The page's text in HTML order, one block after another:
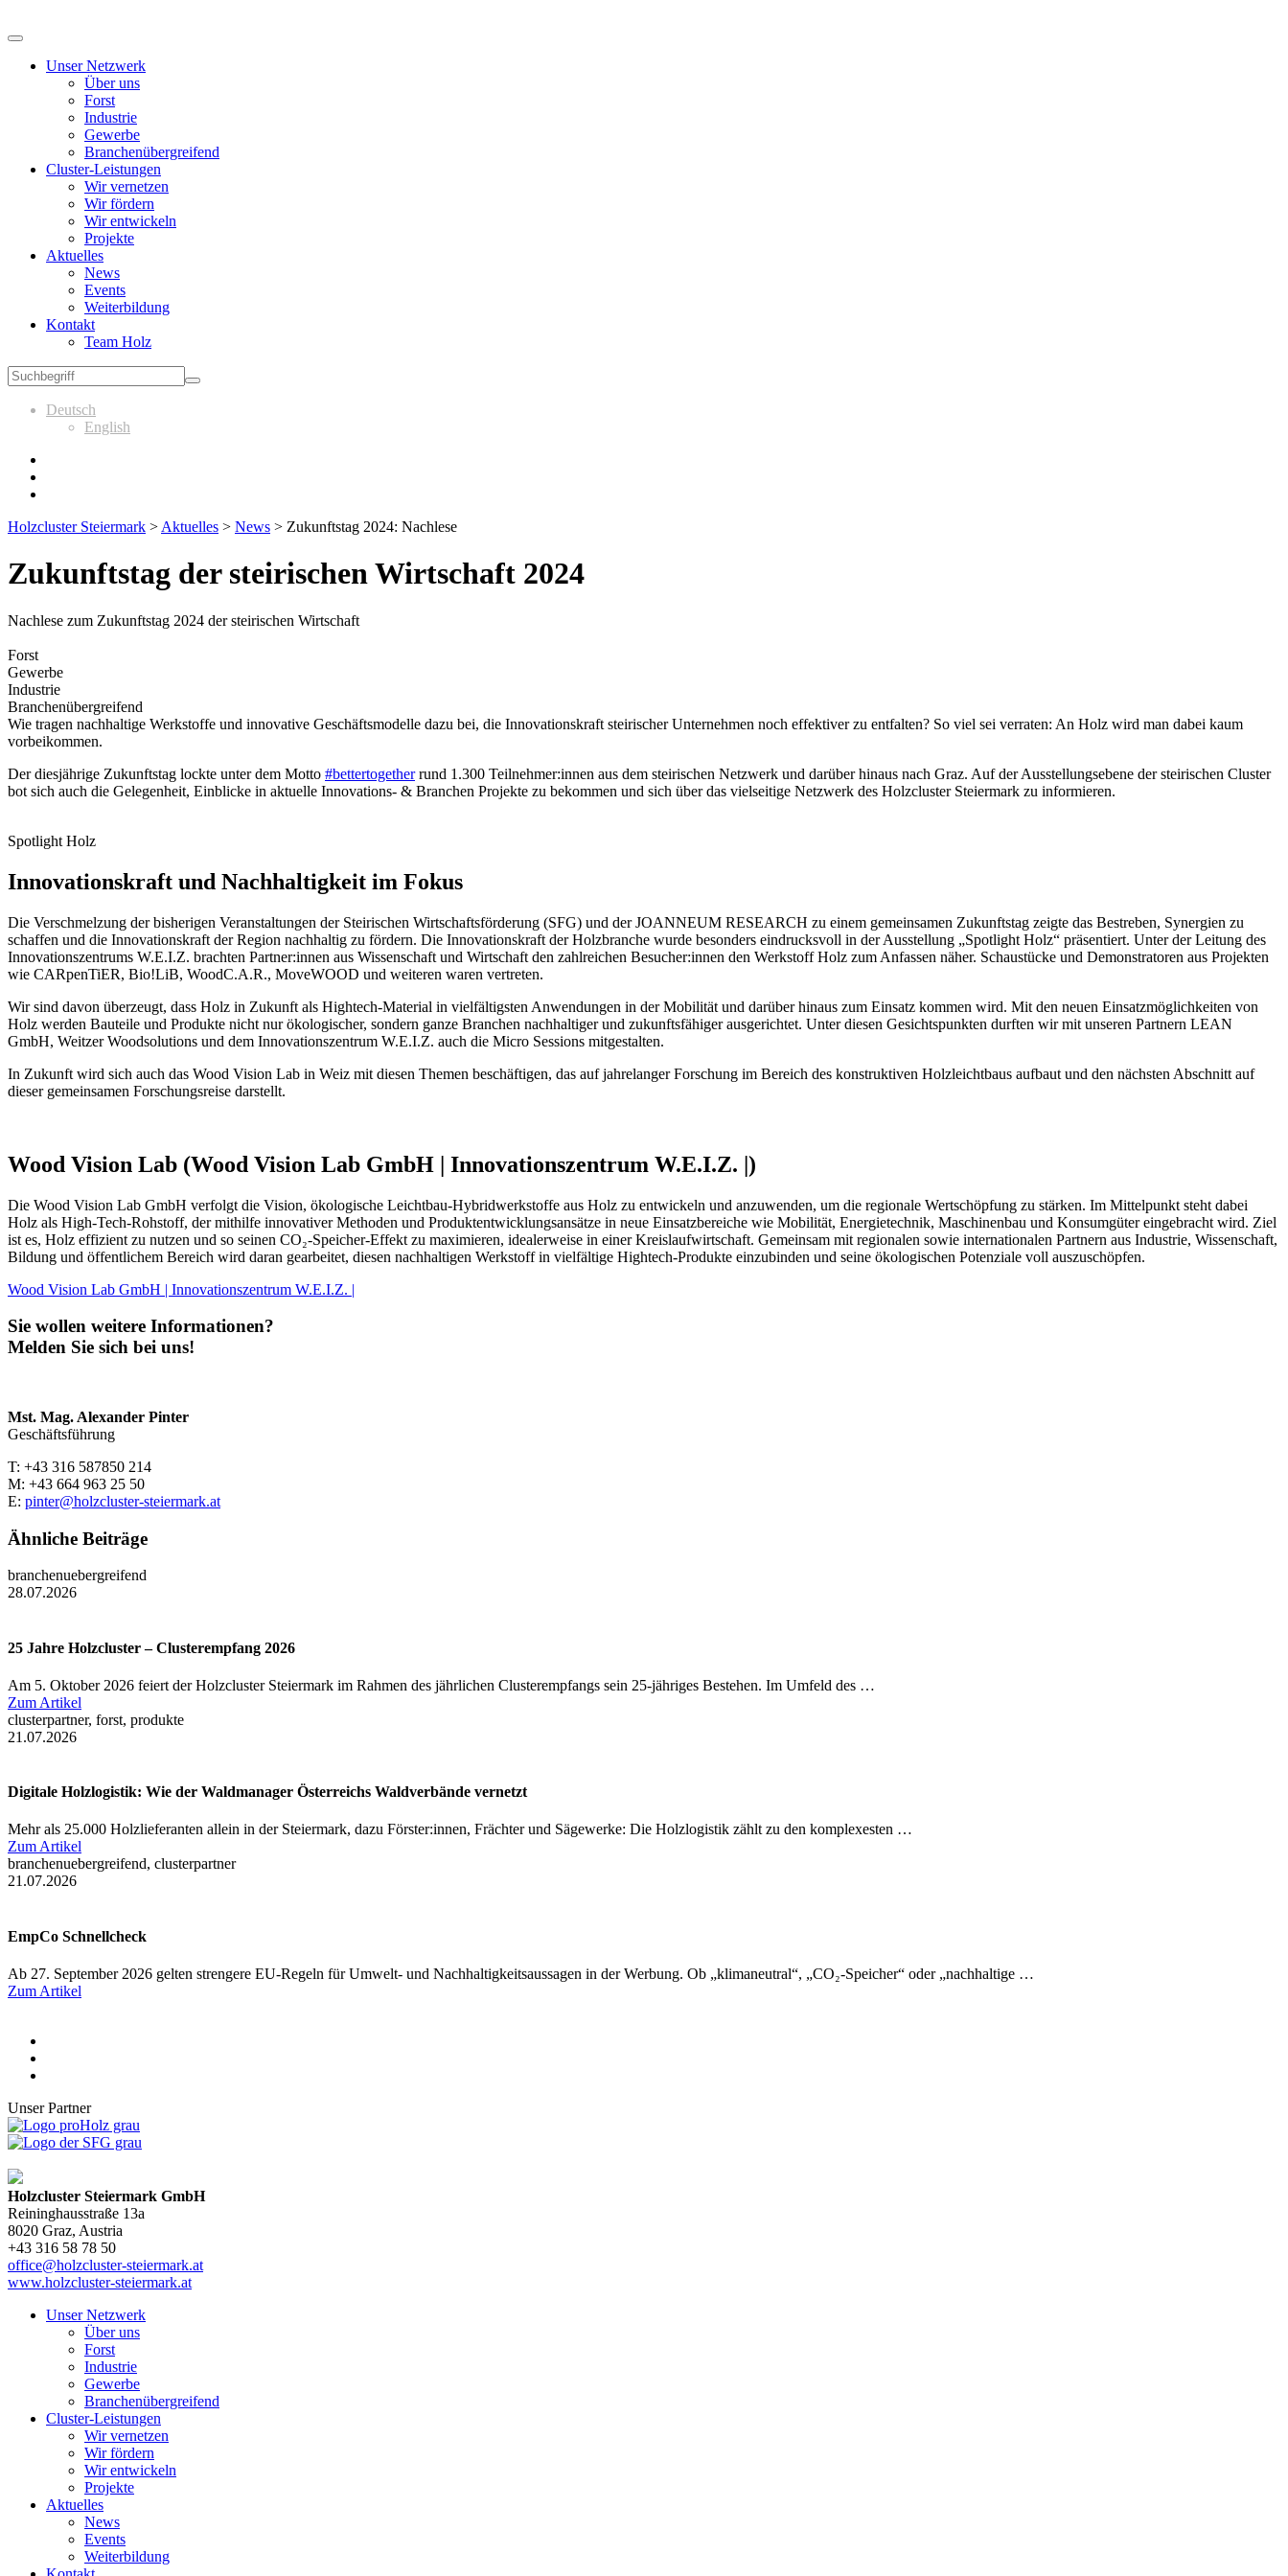
Unser Netzwerk
Über uns
Forst
Industrie
Gewerbe
Branchenübergreifend
Cluster-Leistungen
Wir vernetzen
Wir fördern
Wir entwickeln
Projekte
Aktuelles
News
Events
Weiterbildung
Kontakt
Team Holz
Deutsch
English
Holzcluster Steiermark > Aktuelles > News > Zukunftstag 2024: Nachlese
Zukunftstag der steirischen Wirtschaft 2024
Nachlese zum Zukunftstag 2024 der steirischen Wirtschaft
Forst
Gewerbe
Industrie
Branchenübergreifend
Wie tragen nachhaltige Werkstoffe und innovative Geschäftsmodelle dazu bei, die Innovationskraft steirischer Unternehmen noch effektiver zu entfalten? So viel sei verraten: An Holz wird man dabei kaum
vorbeikommen.
Der diesjährige Zukunftstag lockte unter dem Motto #bettertogetherrund 1.300 Teilnehmer:innen aus dem steirischen Netzwerk und darüber hinaus nach Graz. Auf der Ausstellungsebene der steirischen Cluster
bot sich auch die Gelegenheit, Einblicke in aktuelle Innovations- & Branchen Projekte zu bekommen und sich über das vielseitige Netzwerk des Holzcluster Steiermark zu informieren.
Spotlight Holz
Innovationskraft und Nachhaltigkeit im Fokus
Die Verschmelzung der bisherigen Veranstaltungen der Steirischen Wirtschaftsförderung (SFG) und der JOANNEUM RESEARCH zu einem gemeinsamen Zukunftstag zeigte das Bestreben, Synergien zu
schaffen und die Innovationskraft der Region nachhaltig zu fördern. Die Innovationskraft der Holzbranche wurde besonders eindrucksvoll in der Ausstellung „Spotlight Holz“ präsentiert. Unter der Leitung des
Innovationszentrums W.E.I.Z. brachten Partner:innen aus Wissenschaft und Wirtschaft den zahlreichen Besucher:innen den Werkstoff Holz zum Anfassen näher. Schaustücke und Demonstratoren aus Projekten
wie CARpenTiER, Bio!LiB, WoodC.A.R., MoveWOOD und weiteren waren vertreten.
Wir sind davon überzeugt, dass Holz in Zukunft als Hightech-Material in vielfältigsten Anwendungen in der Mobilität und darüber hinaus zum Einsatz kommen wird. Mit den neuen Einsatzmöglichkeiten von
Holz werden Bauteile und Produkte nicht nur ökologischer, sondern ganze Branchen nachhaltiger und zukunftsfähiger ausgerichtet. Unter diesen Gesichtspunkten durften wir mit unseren Partnern LEAN
GmbH, Weitzer Woodsolutions und dem Innovationszentrum W.E.I.Z. auch die Micro Sessions mitgestalten.
In Zukunft wird sich auch das Wood Vision Lab in Weiz mit diesen Themen beschäftigen, das auf jahrelanger Forschung im Bereich des konstruktiven Holzleichtbaus aufbaut und den nächsten Abschnitt auf
dieser gemeinsamen Forschungsreise darstellt.
Wood Vision Lab (Wood Vision Lab GmbH | Innovationszentrum W.E.I.Z. |)
Die Wood Vision Lab GmbH verfolgt die Vision, ökologische Leichtbau-Hybridwerkstoffe aus Holz zu entwickeln und anzuwenden, um die regionale Wertschöpfung zu stärken. Im Mittelpunkt steht dabei
Holz als High-Tech-Rohstoff, der mithilfe innovativer Methoden und Produktentwicklungsansätze in neue Einsatzbereiche wie Mobilität, Energietechnik, Maschinenbau und Konsumgüter eingebracht wird. Ziel
ist es, Holz effizient zu nutzen und so seinen CO₂-Speicher-Effekt zu maximieren, idealerweise in einer Kreislaufwirtschaft. Gemeinsam mit regionalen sowie internationalen Partnern aus Industrie, Wissenschaft,
Bildung und öffentlichem Bereich wird daran gearbeitet, diesen nachhaltigen Werkstoff in vielfältige Hightech-Produkte einzubinden und seine ökologischen Potenziale voll auszuschöpfen.
Wood Vision Lab GmbH | Innovationszentrum W.E.I.Z. |
Sie wollen weitere Informationen?
Melden Sie sich bei uns!
Mst. Mag. Alexander Pinter
Geschäftsführung
T: +43 316 587850 214
M: +43 664 963 25 50
E: pinter@holzcluster-steiermark.at
Ähnliche Beiträge
branchenuebergreifend
28.07.2026
25 Jahre Holzcluster – Clusterempfang 2026
Am 5. Oktober 2026 feiert der Holzcluster Steiermark im Rahmen des jährlichen Clusterempfangs sein 25-jähriges Bestehen. Im Umfeld des …
Zum Artikel
clusterpartner, forst, produkte
21.07.2026
Digitale Holzlogistik: Wie der Waldmanager Österreichs Waldverbände vernetzt
Mehr als 25.000 Holzlieferanten allein in der Steiermark, dazu Förster:innen, Frächter und Sägewerke: Die Holzlogistik zählt zu den komplexesten …
Zum Artikel
branchenuebergreifend, clusterpartner
21.07.2026
EmpCo Schnellcheck
Ab 27. September 2026 gelten strengere EU-Regeln für Umwelt- und Nachhaltigkeitsaussagen in der Werbung. Ob „klimaneutral“, „CO₂-Speicher“ oder „nachhaltige …
Zum Artikel
Unser Partner
Holzcluster Steiermark GmbH
Reininghausstraße 13a
8020 Graz, Austria
+43 316 58 78 50
office@holzcluster-steiermark.at
www.holzcluster-steiermark.at
Unser Netzwerk
Über uns
Forst
Industrie
Gewerbe
Branchenübergreifend
Cluster-Leistungen
Wir vernetzen
Wir fördern
Wir entwickeln
Projekte
Aktuelles
News
Events
Weiterbildung